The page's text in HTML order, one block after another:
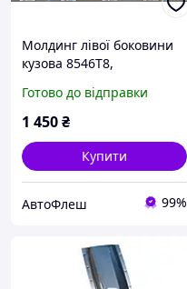
Молдинг лівої боковини
кузова 8546T8,
Boxer, Fiat Ducato, Citroen
Jumper (14-19)
Готово до відправки
1 450₴
Купити
АвтоФлеш 99%